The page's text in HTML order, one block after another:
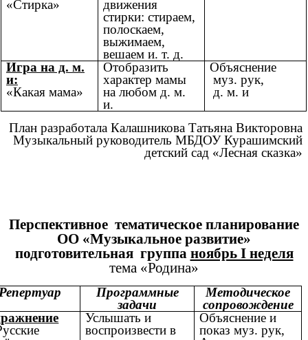
«Стирка»
движения
стирки: стираем,
полоскаем,
выжимаем,
вешаем и. т. д.
Игра на д. м.
и:
«Какая мама»
Отобразить
характер мамы
на любом д. м.
и.
Объяснение
муз. рук,
д. м. и
План разработала Калашникова Татьяна Викторовна
Музыкальный руководитель МБДОУ Курашимский
детский сад «Лесная сказка»
Перспективное тематическое планирование
ОО «Музыкальное развитие»
подготовительная группа ноябрь I неделя
тема «Родина»
Программные
задачи
Методическое
сопровождение
Услышать и
воспроизвести в
Объяснение и
показ муз. рук,